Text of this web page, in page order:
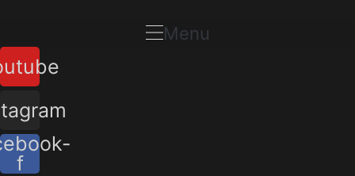
츠
로
건
너
뛰
기
Menu
f
트
탐
색